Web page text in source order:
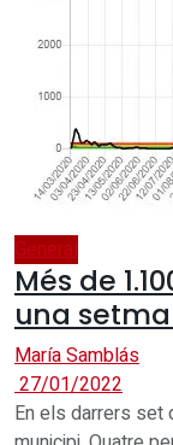
General
Més de
una
María Samblás
27/01/2022
En els darrers set